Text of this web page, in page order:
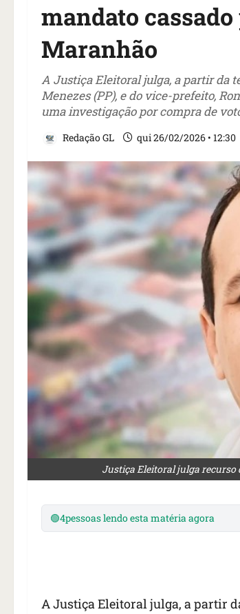
mandato
Maranhão
A Justiça Eleitoral julga, a partir da
Menezes (PP), e do vice-prefeito,
uma investigação por compra de
Redação GL qui 26/02/2026 • 12:30
Justiça Eleitoral julga recurso
🟢4pessoas lendo esta matéria agora
A Justiça Eleitoral julga, a partir